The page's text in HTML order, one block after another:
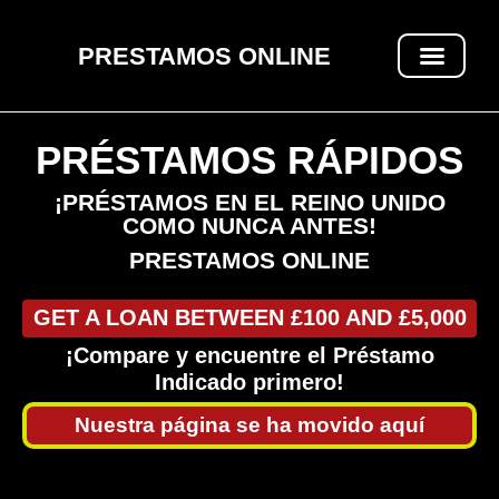
PRESTAMOS ONLINE
PRÉSTAMOS RÁPIDOS
¡PRÉSTAMOS EN EL REINO UNIDO
COMO NUNCA ANTES!
PRESTAMOS ONLINE
GET A LOAN BETWEEN £100 AND £5,000
¡Compare y encuentre el Préstamo
Indicado primero!
Nuestra página se ha movido aquí